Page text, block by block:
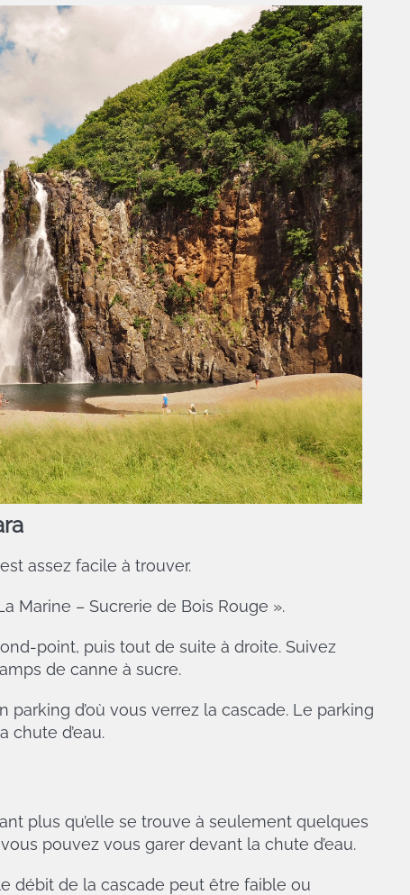
assez facile à trouver.
Marine – Sucrerie de Bois Rouge ».
point, puis tout de suite à droite. Suivez
de canne à sucre.
parking d’où vous verrez la cascade. Le parking
chute d’eau.
plus qu’elle se trouve à seulement quelques
pouvez vous garer devant la chute d’eau.
débit de la cascade peut être faible ou